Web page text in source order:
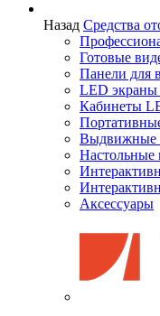
Назад Средства
Готовые
Панели для
LED
Кабинеты
Выдвижные
Аксессуары